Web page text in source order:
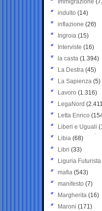
Immigrazione
indulto (14)
inflazione (26)
Ingroia (15)
Interviste (16)
la casta (1.394)
La Destra (45)
La Sapienza (5)
Lavoro (1.316)
LegaNord
Letta Enrico
Liberi e Uguali
Libia (68)
Libri (33)
Liguria Futurista
mafia (543)
manifesto (7)
Margherita (16)
Maroni (171)